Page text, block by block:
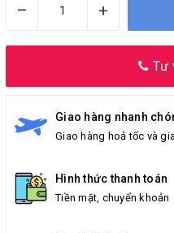
– +
Tư
Giao hàng nhanh
Giao hàng hoả tốc và
Hình thức thanh toán
Tiền mặt, chuyển khoản